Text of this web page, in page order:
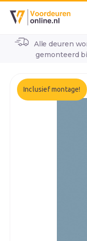
Alle deuren
gemonteerd
alle
Inclusief montage!